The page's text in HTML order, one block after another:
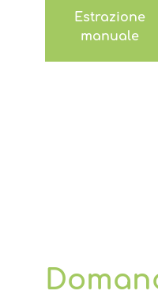
Estrazione
manuale